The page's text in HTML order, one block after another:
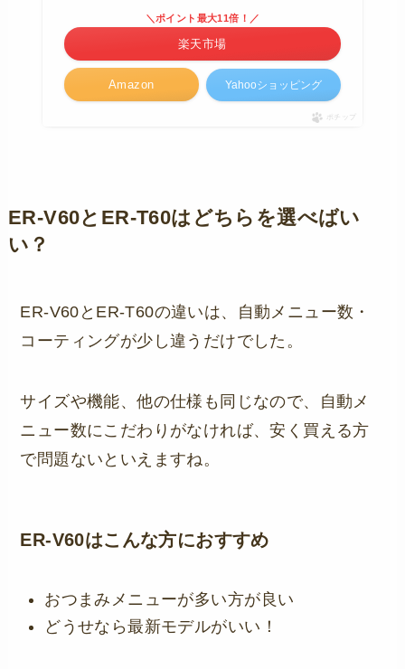
Amazon
＼ポイント最大11倍！／
楽天市場
Yahooショッピング
ポチップ
ER-V60とER-T60はどちらを選べばい
い？
ER-V60とER-T60の違いは、自動メニュー数・
コーティングが少し違うだけでした。
サイズや機能、他の仕様も同じなので、自動メ
ニュー数にこだわりがなければ、安く買える方
で問題ないといえますね。
ER-V60はこんな方におすすめ
おつまみメニューが多い方が良い
どうせなら最新モデルがいい！